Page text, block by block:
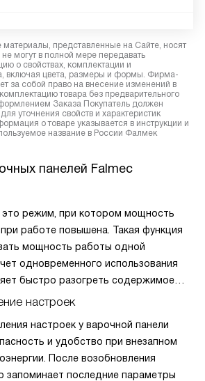
представленные на Сайте, носят
могут в полной мере передавать
о свойствах, комплектации и
включая цвета, размеры и формы. Фирма-
за собой право на внесение изменений в
товара без предварительного
Заказа Покупатель должен
уточнения свойств и характеристик
о товаре указывается в инструкции и
название в России Фалмек
панелей Falmec
режим, при котором мощность
работе повышена. Такая функция
мощность работы одной
одновременного использования
быстро разогреть содержимое
сразу несколько блюд, при этом
времени.
настроек
настроек у варочной панели
и удобство при внезапном
После возобновления
запоминает последние параметры